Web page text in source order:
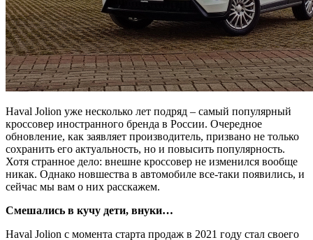
Haval Jolion уже несколько лет подряд – самый популярный
кроссовер иностранного бренда в России. Очередное
обновление, как заявляет производитель, призвано не только
сохранить его актуальность, но и повысить популярность.
Хотя странное дело: внешне кроссовер не изменился вообще
никак. Однако новшества в автомобиле все-таки появились, и
сейчас мы вам о них расскажем.
Смешались в кучу дети, внуки…
Haval Jolion с момента старта продаж в 2021 году стал своего